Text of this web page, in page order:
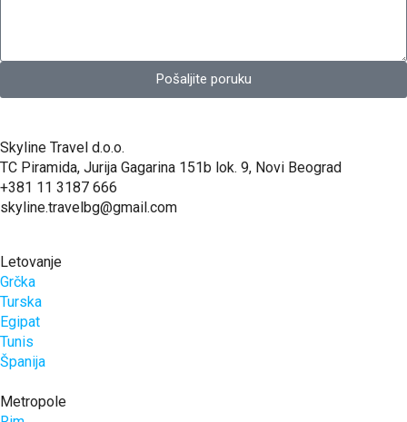
Pošaljite poruku
Skyline Travel d.o.o.
TC Piramida, Jurija Gagarina 151b lok. 9, Novi Beograd
+381 11 3187 666
skyline.travelbg@gmail.com
Letovanje
Grčka
Turska
Egipat
Tunis
Španija
Metropole